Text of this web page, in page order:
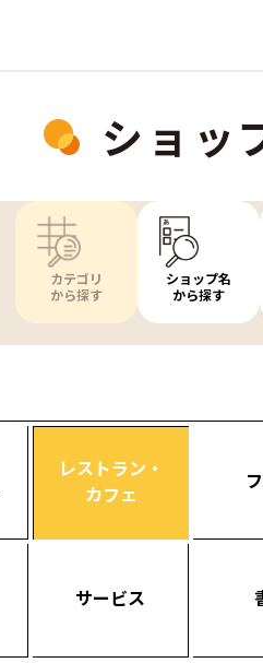
ショッ
カテゴリ
から探す
ショップ名
から探す
レストラン・
カフェ
サービス